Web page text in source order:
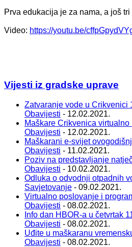
Prva edukacija je za nama, a još
Video: https://youtu.be/
Vijesti iz gradske uprave
Zatvaranje vode u Crikvenici
Obavijesti - 12.02.2021.
Maškare Crikvenica
Obavijesti - 12.02.2021.
Maškarani e-svijet
Obavijesti - 11.02.2021.
Poziv na predstavljanje
Obavijesti - 10.02.2021.
Odluka o odvodnji otpadnih
Savjetovanje - 09.02.2021.
Virtualno poslovanje i
Obavijesti - 08.02.2021.
Info dan HBOR-a u četvrtak
Obavijesti - 08.02.2021.
Uđite u maškaranu
Obavijesti - 08.02.2021.